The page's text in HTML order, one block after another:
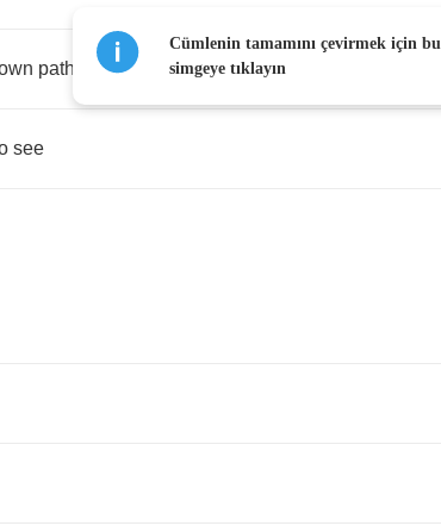
path
see
Cümlenin tamamını çevirmek için bu
simgeye tıklayın